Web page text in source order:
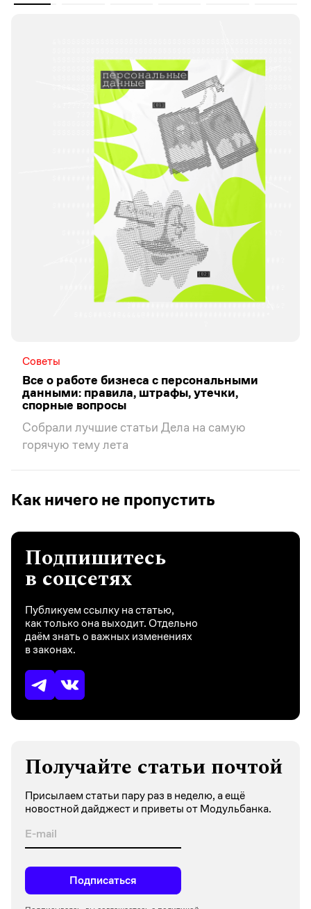
Советы
Все о работе бизнеса с персональными
данными: правила, штрафы, утечки,
спорные вопросы
Собрали лучшие статьи Дела на самую
горячую тему лета
Как ничего не пропустить
Подпишитесь
в соцсетях
Публикуем ссылку на статью,
как только она выходит. Отдельно
даём знать о важных изменениях
в законах.
Получайте статьи почтой
Присылаем статьи пару раз в неделю, а ещё
новостной дайджест и приветы от Модульбанка.
Подписаться